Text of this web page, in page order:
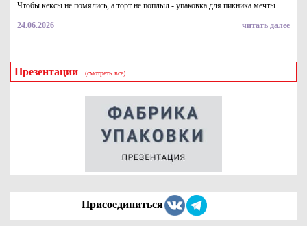
Чтобы кексы не помялись, а торт не поплыл - упаковка для пикника мечты
24.06.2026 читать далее
Презентации (смотреть всё)
Присоединиться